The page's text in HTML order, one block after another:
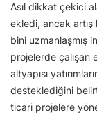
Asıl dikkat çekici
ekledi, ancak artış
bini uzmanlaşmış
projelerde
altyapısı
desteklediğini
ticari projelere